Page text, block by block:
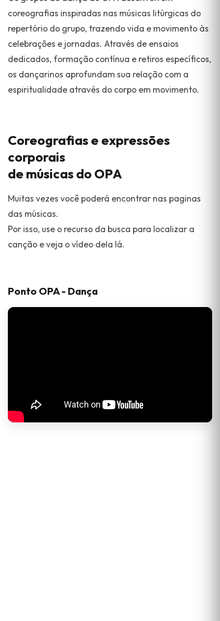
coreografias inspiradas nas músicas litúrgicas do
repertório do grupo, trazendo vida e movimento às
celebrações e jornadas. Através de ensaios
dedicados, formação contínua e retiros específicos,
os dançarinos aprofundam sua relação com a
espiritualidade através do corpo em movimento.
Coreografias e expressões
corporais
de músicas do OPA
Muitas vezes você poderá encontrar nas paginas
das músicas.
Por isso, use o recurso da busca para localizar a
canção e veja o vídeo dela lá.
Ponto OPA - Dança